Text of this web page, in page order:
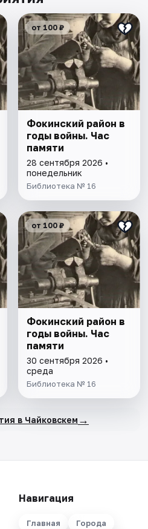
от 100 ₽
Фокинский район в
годы войны. Час
памяти
28 сентября 2026 •
понедельник
Библиотека № 16
от 100 ₽
Фокинский район в
годы войны. Час
памяти
30 сентября 2026 •
среда
Библиотека № 16
в Чайковскем →
Навигация
Главная Города